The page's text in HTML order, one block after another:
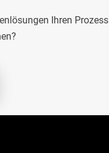
Ihren Prozess